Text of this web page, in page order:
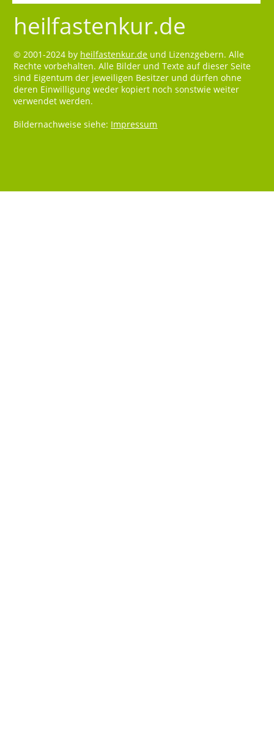
heilfastenkur.de
© 2001-2024 by heilfastenkur.de und Lizenzgebern. Alle
Rechte vorbehalten. Alle Bilder und Texte auf dieser Seite
sind Eigentum der jeweiligen Besitzer und dürfen ohne
deren Einwilligung weder kopiert noch sonstwie weiter
verwendet werden.
Bildernachweise siehe: Impressum